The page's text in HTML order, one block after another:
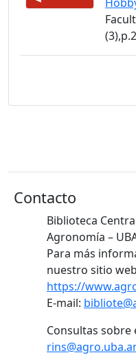
Contacto
Biblioteca
Agronomía –
Para más
nuestro sitio
https://
E-mail:
Consultas